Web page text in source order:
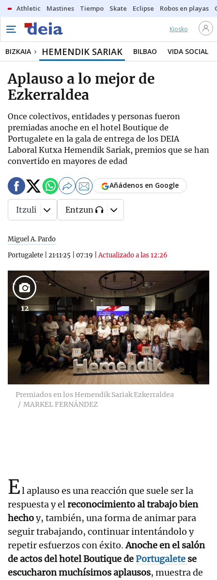
Athletic Mastines Tiempo Skate Eclipse Robos en playas
Kiosko
BIZKAIA HEMENDIK SARIAK BILBAO VIDA SOCIAL
Aplauso a lo mejor de
Ezkerraldea
Once colectivos, entidades y personas fueron
premiadas anoche en el hotel Boutique de
Portugalete en la gala de entrega de los DEIA
Laboral Kutxa Hemendik Sariak, premios que se han
convertido en mayores de edad
Miguel A. Pardo
Portugalete
21·11·25 07:19 |Actualizado a las 12:26
Añádenos en Google
Itzuli Entzun
12
Premiados en los Hemendik Sariak Ezkerraldea
MARKEL FERNÁNDEZ
El aplauso es una reacción que suele ser la
respuesta y elreconocimiento al trabajo bien
hechoy, también, una forma de animar para
seguir trabajando, continuar intentándolo y
repetir esfuerzos con éxito.Anoche en el salón
de actos del hotel Boutique dePortugalete se
escucharon muchísimos aplausos, muestra de